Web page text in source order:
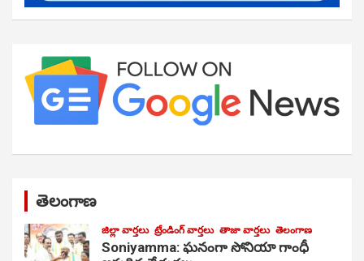
తెలంగాణ
జిల్లా వార్తలు ట్రేండింగ్ వార్తలు తాజా వార్తలు తెలంగాణ
Soniyamma: ఘ‌నంగా సోనియా గాంధీ